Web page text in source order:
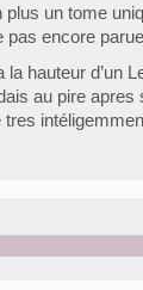
plus un tome
pas encore
la hauteur d’un
au pire
tres